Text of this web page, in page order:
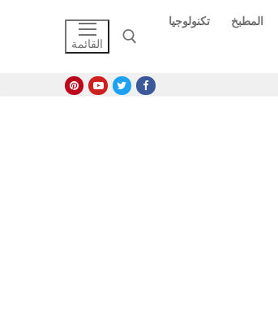
المطبخ
تكنولوجيا
القائمة